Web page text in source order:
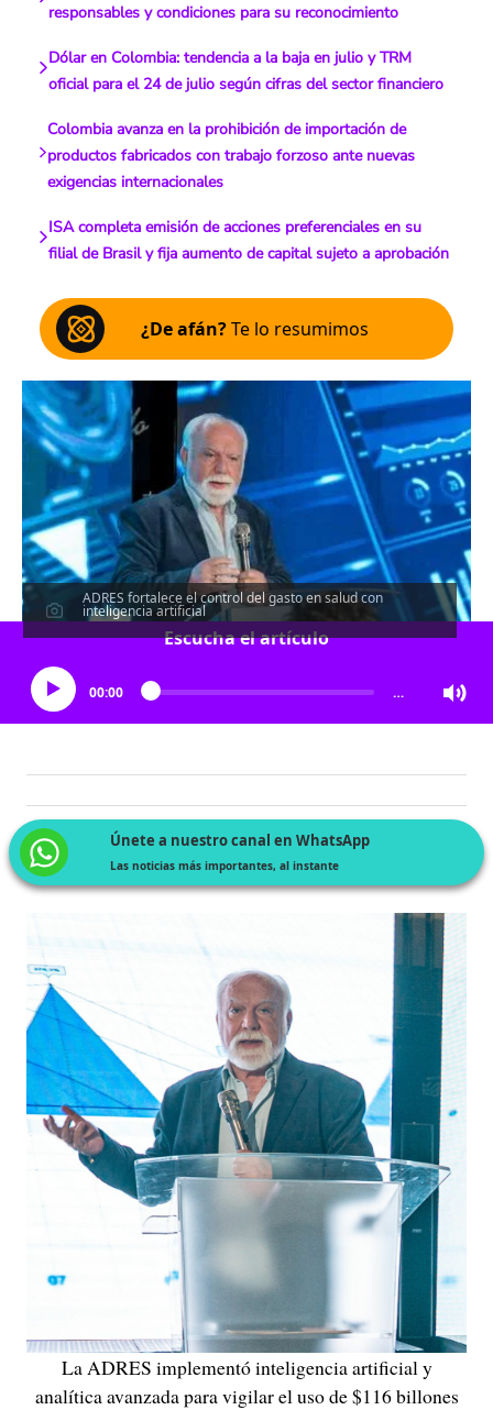
responsables y condiciones para su reconocimiento
Dólar en Colombia: tendencia a la baja en julio y TRM
oficial para el 24 de julio según cifras del sector financiero
Colombia avanza en la prohibición de importación de
productos fabricados con trabajo forzoso ante nuevas
exigencias internacionales
ISA completa emisión de acciones preferenciales en su
filial de Brasil y fija aumento de capital sujeto a aprobación
¿De afán?Te lo resumimos
ADRES fortalece el control del gasto en salud con
inteligencia artificial
Escucha el artículo
00:00 …
Únete a nuestro canal en WhatsApp
Las noticias más importantes, al instante
La ADRES implementó inteligencia artificial y
analítica avanzada para vigilar el uso de $116 billones